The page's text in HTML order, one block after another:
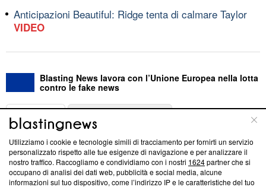
Anticipazioni Beautiful: Ridge tenta di calmare Taylor
VIDEO
Blasting News lavora con l’Unione Europea nella lotta
contro le fake news
ABOUT
Questa sezione offre informazioni trasparenti su Blasting
News, sui nostri processi editoriali e su come ci impegniamo a
creare news di qualità. Inoltre, afferma la nostra aderenza a
Utilizziamo i cookie e tecnologie simili di tracciamento per fornirti un servizio
personalizzato rispetto alle tue esigenze di navigazione e per analizzare il
nostro traffico. Raccogliamo e condividiamo con i nostri 1624partner che si
occupano di analisi dei dati web, pubblicità e social media, alcune
informazioni sul tuo dispositivo, come l’indirizzo IP e le caratteristiche del tuo